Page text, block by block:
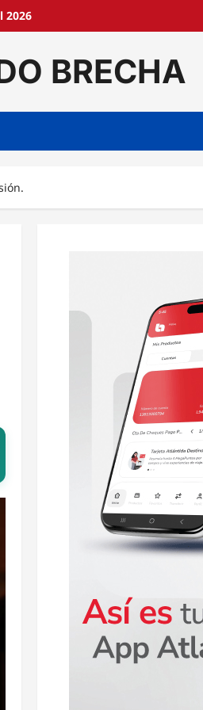
2026
BRECHA